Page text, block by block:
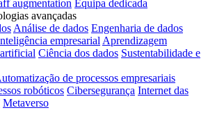
augmentation Equipa dedicada
avançadas
Análise de dados Engenharia de dados
empresarial Aprendizagem
Ciência dos dados Sustentabilidade e
de processos empresariais
robóticos Cibersegurança Internet das
Metaverso